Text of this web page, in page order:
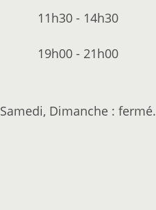
11h30 - 14h30
19h00 - 21h00
Samedi, Dimanche : fermé.